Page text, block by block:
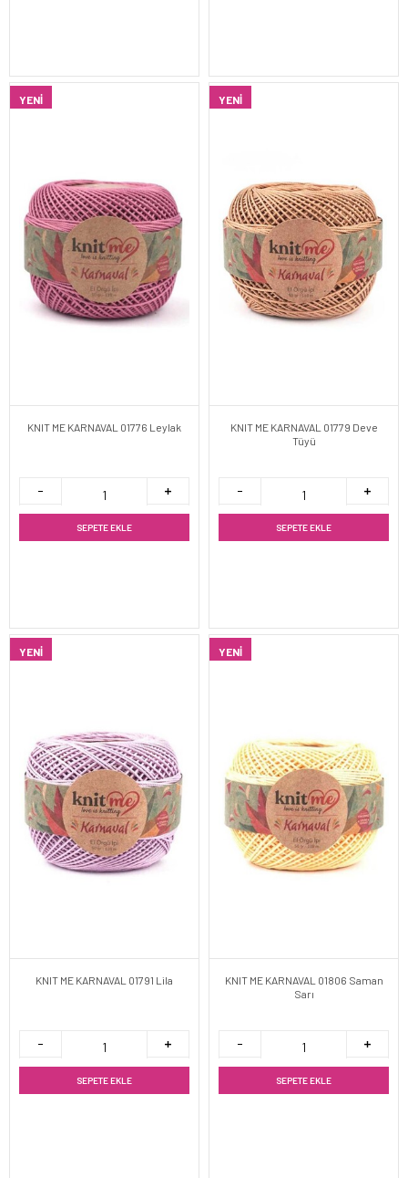
YENI
KNIT ME KARNAVAL 01776 Leylak
SEPETE EKLE
YENI
KNIT ME KARNAVAL 01779 Deve
Tüyü
SEPETE EKLE
YENI
KNIT ME KARNAVAL 01791 Lila
SEPETE EKLE
YENI
KNIT ME KARNAVAL 01806 Saman
Sarı
SEPETE EKLE